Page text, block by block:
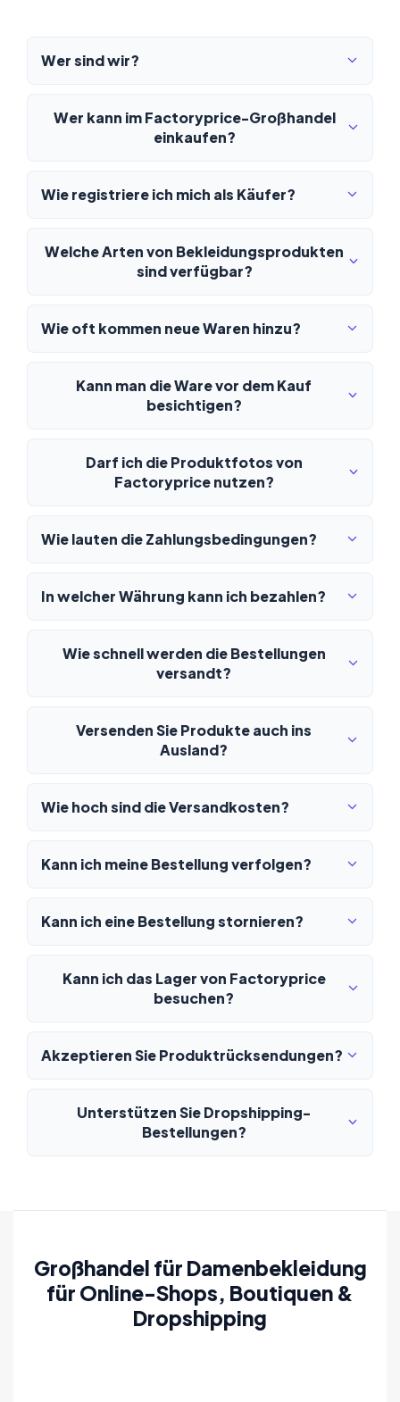
Wer sind wir?
Wer kann im Factoryprice-Großhandel
einkaufen?
Wie registriere ich mich als Käufer?
Welche Arten von Bekleidungsprodukten
sind verfügbar?
Wie oft kommen neue Waren hinzu?
Kann man die Ware vor dem Kauf
besichtigen?
Darf ich die Produktfotos von
Factoryprice nutzen?
Wie lauten die Zahlungsbedingungen?
In welcher Währung kann ich bezahlen?
Wie schnell werden die Bestellungen
versandt?
Versenden Sie Produkte auch ins
Ausland?
Wie hoch sind die Versandkosten?
Kann ich meine Bestellung verfolgen?
Kann ich eine Bestellung stornieren?
Kann ich das Lager von Factoryprice
besuchen?
Akzeptieren Sie Produktrücksendungen?
Unterstützen Sie Dropshipping-
Bestellungen?
Großhandel für Damenbekleidung
für Online-Shops, Boutiquen &
Dropshipping